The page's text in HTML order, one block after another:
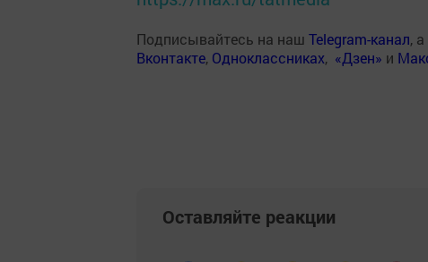
Подписывайтесь на наш Telegram-канал,
Вконтакте, Одноклассниках, «Дзен» и
Оставляйте реакции